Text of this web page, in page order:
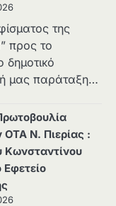
της
προς το
δημοτικό
μας παράταξη…
ΟΤΑ Ν. Πιερίας :
Κωνσταντίνου
Εφετείο